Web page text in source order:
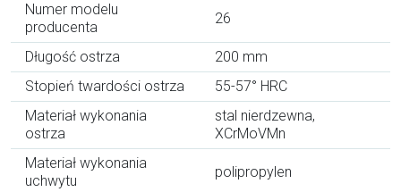
Numer modelu
producenta
26
Długość ostrza
200 mm
Stopień twardości ostrza
55-57° HRC
Materiał wykonania
ostrza
stal nierdzewna,
XCrMoVMn
Materiał wykonania
uchwytu
polipropylen